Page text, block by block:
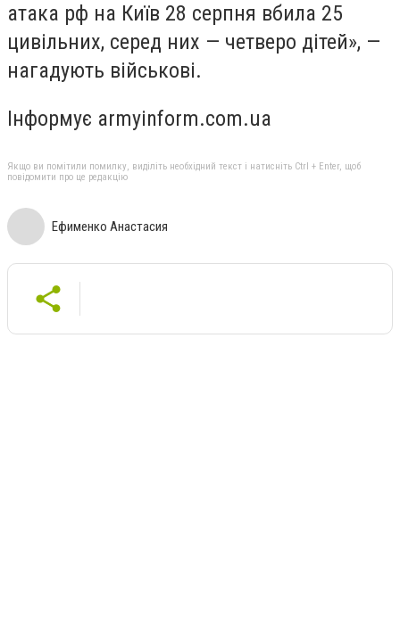
атака рф на Київ 28 серпня вбила 25
цивільних, серед них — четверо дітей», —
нагадують військові.
Інформує armyinform.com.ua
Якщо ви помітили помилку, виділіть необхідний текст і натисніть Ctrl + Enter, щоб
повідомити про це редакцію
Ефименко Анастасия